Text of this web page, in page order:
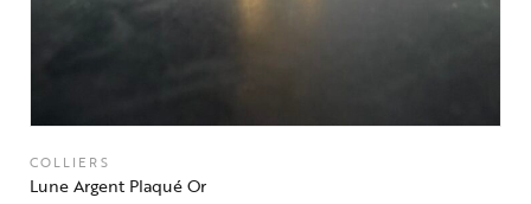
COLLIERS
Lune Argent Plaqué Or